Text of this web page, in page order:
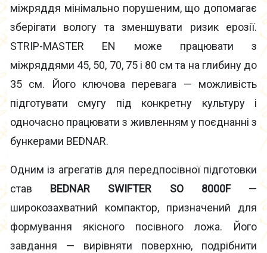
міжряддя мінімально порушеним, що допомагає
зберігати вологу та зменшувати ризик ерозії.
STRIP-MASTER EN може працювати з
міжряддями 45, 50, 70, 75 і 80 см та на глибину до
35 см. Його ключова перевага — можливість
підготувати смугу під конкретну культуру і
одночасно працювати з живленням у поєднанні з
бункерами BEDNAR.
Одним із агрегатів для передпосівної підготовки
став BEDNAR SWIFTER SO 8000F—
широкозахватний компактор, призначений для
формування якісного посівного ложа. Його
завдання — вирівняти поверхню, подрібнити